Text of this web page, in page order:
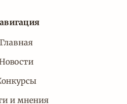
Главная
и мнения